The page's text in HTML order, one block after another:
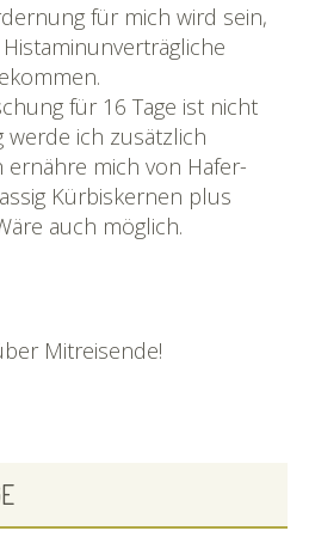
für mich wird sein,
für 16 Tage ist nicht
werde ich zusätzlich
ernähre mich von Hafer-
Kürbiskernen plus
auch möglich.
Mitreisende!